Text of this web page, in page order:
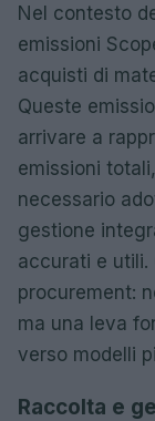
Nel contesto
emissioni
acquisti di
Queste
arrivare a
emissioni
necessario
gestione
accurati e utili.
procurement:
ma una leva
verso modelli
Raccolta e